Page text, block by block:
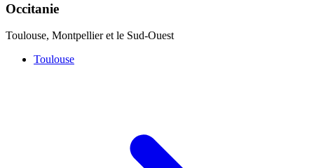
Occitanie
Toulouse, Montpellier et le Sud-Ouest
Toulouse